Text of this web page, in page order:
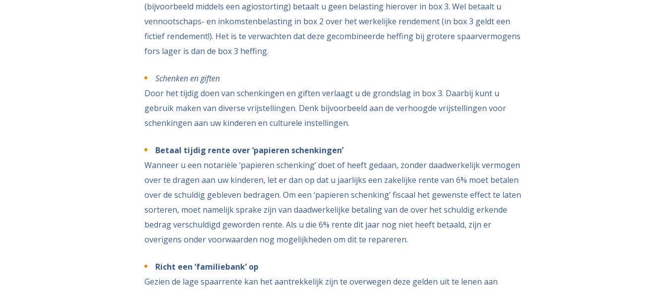
(bijvoorbeeld middels een agiostorting) betaalt u geen belasting hierover in box 3. Wel betaalt u
vennootschaps- en inkomstenbelasting in box 2 over het werkelijke rendement (in box 3 geldt een
fictief rendement!). Het is te verwachten dat deze gecombineerde heffing bij grotere spaarvermogens
fors lager is dan de box 3 heffing.
Schenken en giften
Door het tijdig doen van schenkingen en giften verlaagt u de grondslag in box 3. Daarbij kunt u
gebruik maken van diverse vrijstellingen. Denk bijvoorbeeld aan de verhoogde vrijstellingen voor
schenkingen aan uw kinderen en culturele instellingen.
Betaal tijdig rente over ‘papieren schenkingen’
Wanneer u een notariële ‘papieren schenking’ doet of heeft gedaan, zonder daadwerkelijk vermogen
over te dragen aan uw kinderen, let er dan op dat u jaarlijks een zakelijke rente van 6% moet betalen
over de schuldig gebleven bedragen. Om een ‘papieren schenking’ fiscaal het gewenste effect te laten
sorteren, moet namelijk sprake zijn van daadwerkelijke betaling van de over het schuldig erkende
bedrag verschuldigd geworden rente. Als u die 6% rente dit jaar nog niet heeft betaald, zijn er
overigens onder voorwaarden nog mogelijkheden om dit te repareren.
Richt een ‘familiebank’ op
Gezien de lage spaarrente kan het aantrekkelijk zijn te overwegen deze gelden uit te lenen aan